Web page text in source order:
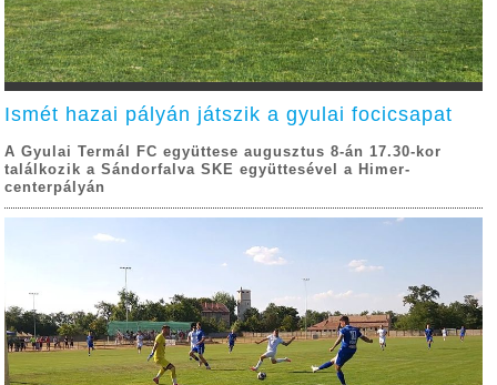
Ismét hazai pályán játszik a gyulai focicsapat
A Gyulai Termál FC együttese augusztus 8-án 17.30-kor
találkozik a Sándorfalva SKE együttesével a Himer-
centerpályán